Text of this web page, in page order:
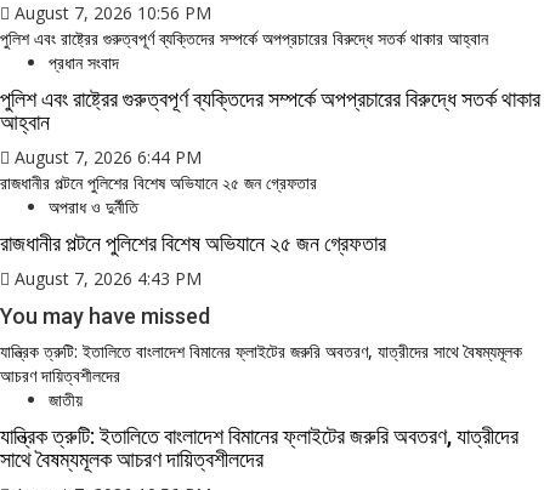
August 7, 2026 10:56 PM
পুলিশ এবং রাষ্ট্রের গুরুত্বপূর্ণ ব্যক্তিদের সম্পর্কে অপপ্রচারের বিরুদ্ধে সতর্ক থাকার আহ্বান
প্রধান সংবাদ
পুলিশ এবং রাষ্ট্রের গুরুত্বপূর্ণ ব্যক্তিদের সম্পর্কে অপপ্রচারের বিরুদ্ধে সতর্ক থাকার
আহ্বান
August 7, 2026 6:44 PM
রাজধানীর পল্টনে পুলিশের বিশেষ অভিযানে ২৫ জন গ্রেফতার
অপরাধ ও দুর্নীতি
রাজধানীর পল্টনে পুলিশের বিশেষ অভিযানে ২৫ জন গ্রেফতার
August 7, 2026 4:43 PM
You may have missed
যান্ত্রিক ত্রুটি: ইতালিতে বাংলাদেশ বিমানের ফ্লাইটের জরুরি অবতরণ, যাত্রীদের সাথে বৈষম্যমূলক
আচরণ দায়িত্বশীলদের
জাতীয়
যান্ত্রিক ত্রুটি: ইতালিতে বাংলাদেশ বিমানের ফ্লাইটের জরুরি অবতরণ, যাত্রীদের
সাথে বৈষম্যমূলক আচরণ দায়িত্বশীলদের